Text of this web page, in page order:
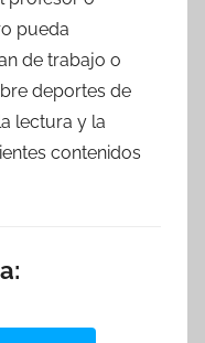
pueda
de trabajo o
deportes de
lectura y la
contenidos